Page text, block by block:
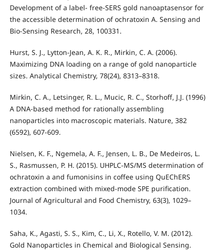
Development of a label- free-SERS gold nanoaptasensor for
the accessible determination of ochratoxin A. Sensing and
Bio-Sensing Research, 28, 100331.
Hurst, S. J., Lytton-Jean, A. K. R., Mirkin, C. A. (2006).
Maximizing DNA loading on a range of gold nanoparticle
sizes. Analytical Chemistry, 78(24), 8313–8318.
Mirkin, C. A., Letsinger, R. L., Mucic, R. C., Storhoff, J.J. (1996)
A DNA-based method for rationally assembling
nanoparticles into macroscopic materials. Nature, 382
(6592), 607-609.
Nielsen, K. F., Ngemela, A. F., Jensen, L. B., De Medeiros, L.
S., Rasmussen, P. H. (2015). UHPLC-MS/MS determination of
ochratoxin a and fumonisins in coffee using QuEChERS
extraction combined with mixed-mode SPE purification.
Journal of Agricultural and Food Chemistry, 63(3), 1029–
1034.
Saha, K., Agasti, S. S., Kim, C., Li, X., Rotello, V. M. (2012).
Gold Nanoparticles in Chemical and Biological Sensing.